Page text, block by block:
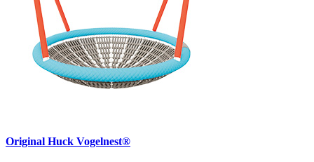
Original Huck Vogelnest®